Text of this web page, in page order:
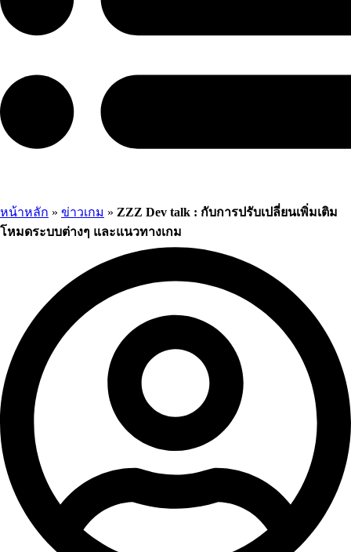
หน้าหลัก » ข่าวเกม » ZZZ Dev talk : กับการปรับเปลี่ยนเพิ่มเติม
โหมดระบบต่างๆ และแนวทางเกม